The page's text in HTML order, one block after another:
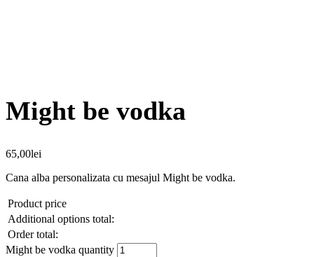
Might be vodka
65,00lei
Cana alba personalizata cu mesajul Might be vodka.
Product price
Additional options total:
Order total:
Might be vodka quantity